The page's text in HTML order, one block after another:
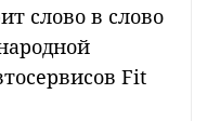
слово в слово
Fit